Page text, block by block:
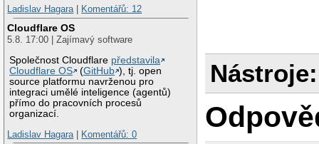
Ladislav Hagara| Komentářů: 12
Cloudflare OS
5.8. 17:00 | Zajímavý software
Společnost Cloudflare představila
Cloudflare OS
(GitHub ), tj. open
source platformu navrženou pro
integraci umělé inteligence (agentů)
přímo do pracovních procesů
organizací.
Ladislav Hagara| Komentářů: 0
Nástroje: